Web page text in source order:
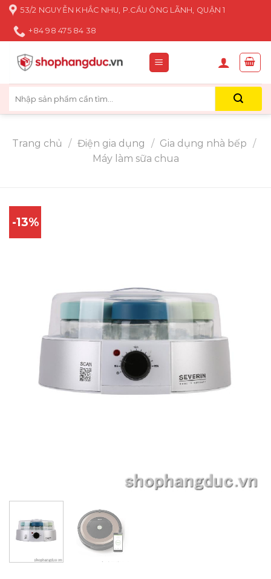
Skip
content
53/2 NGUYỄN KHẮC NHU, P.CẦU ÔNG LÃNH, QUẬN 1
+84 98 475 84 38
kiếm:
Trang chủ / Điện gia dụng / Gia dụng nhà bếp /
Máy làm sữa chua
-13%